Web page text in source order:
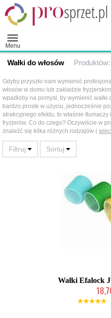
Menu
Wałki do włosów
Gdyby przyszło nam wymienić
włosów w domu lub zakładzie
wpadłoby na pomysł, by wymienić
bardzo proste w użyciu, jednocześnie
atrakcyjnego efektu, to właśnie
fryzjerów. Co do czego? Oczywiście w
znaleźć się kilka różnych rodzajów (
Wałki Efalock
Duża ilość